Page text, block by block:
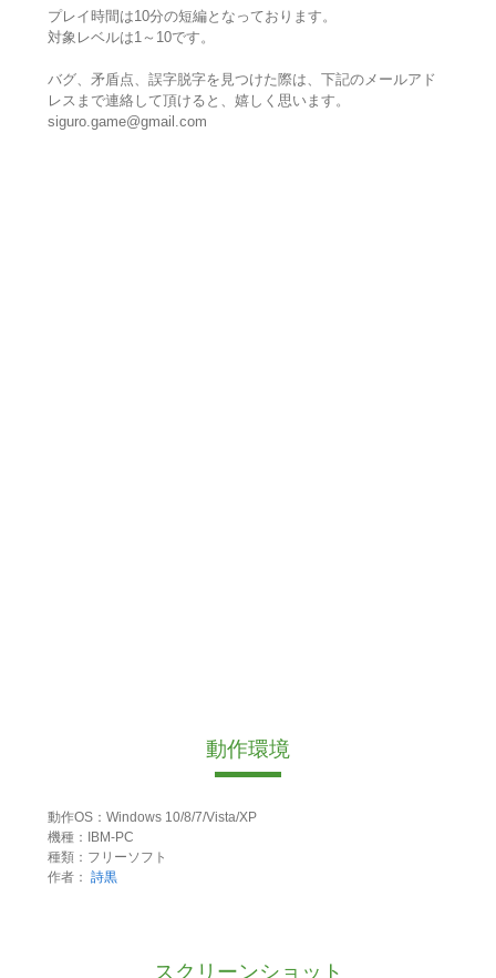
プレイ時間は10分の短編となっております。
対象レベルは1～10です。
バグ、矛盾点、誤字脱字を見つけた際は、下記のメールアド
レスまで連絡して頂けると、嬉しく思います。
siguro.game@gmail.com
動作環境
動作OS：Windows 10/8/7/Vista/XP
機種：IBM-PC
種類：フリーソフト
作者： 詩黒
スクリーンショット